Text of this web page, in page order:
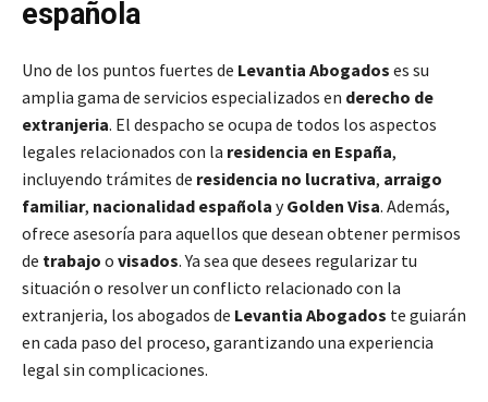
española
Uno de los puntos fuertes de Levantia Abogados es su
amplia gama de servicios especializados en derecho de
extranjeria. El despacho se ocupa de todos los aspectos
legales relacionados con la residencia en España,
incluyendo trámites de residencia no lucrativa, arraigo
familiar, nacionalidad española yGolden Visa. Además,
ofrece asesoría para aquellos que desean obtener permisos
de trabajo o visados. Ya sea que desees regularizar tu
situación o resolver un conflicto relacionado con la
extranjeria, los abogados de Levantia Abogados te guiarán
en cada paso del proceso, garantizando una experiencia
legal sin complicaciones.